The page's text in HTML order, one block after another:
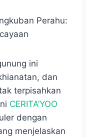
ini
dan
terpisahkan
CERITA’YOO
dengan
menjelaskan